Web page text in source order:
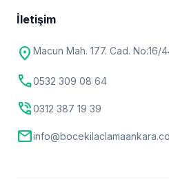
İletişim
location_on Macun Mah. 177. Cad. No:16/
call0532 309 08 64
phone_in_talk0312 387 19 39
mail